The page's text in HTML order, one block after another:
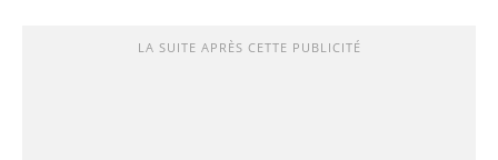
LA SUITE APRÈS CETTE PUBLICITÉ